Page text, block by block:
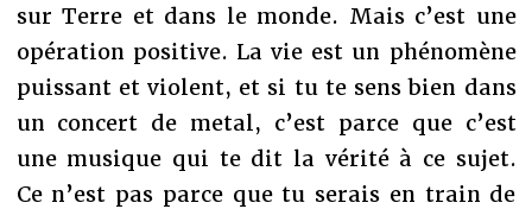
sur Terre et dans le monde. Mais c’est une
opération positive. La vie est un phénomène
puissant et violent, et si tu te sens bien dans
un concert de metal, c’est parce que c’est
une musique qui te dit la vérité à ce sujet.
Ce n’est pas parce que tu serais en train de